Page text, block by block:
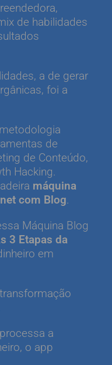
de habilidades
a de gerar
foi a
de
de Conteúdo,
Hacking.
máquina
com Blog.
Máquina Blog
3 Etapas da
em
a
o app